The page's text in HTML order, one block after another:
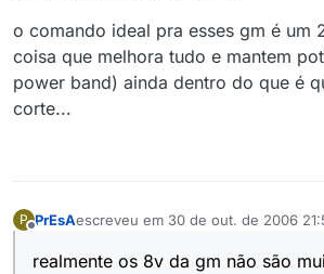
o comando ideal pra esses gm é um
coisa que melhora tudo e mantem
power band) ainda dentro do que é
corte...
P PrEsAescreveu em 30 de out. de 2006
última edição por
realmente os 8v da gm não são